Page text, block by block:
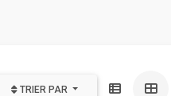
TRIER PAR